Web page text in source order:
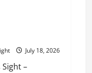
July 18, 2026
–